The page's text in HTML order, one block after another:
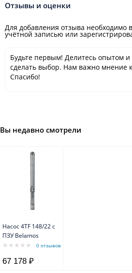
Отзывы и оценки
Для добавления отзыва необходимо
учётной записью или
Будьте первым! Делитесь опытом и
сделать выбор. Нам важно мнение
Спасибо!
Вы недавно смотрели
Насос 4TF 148/22 c
ПЗУ Belamos
0 отзывов
67 178 ₽